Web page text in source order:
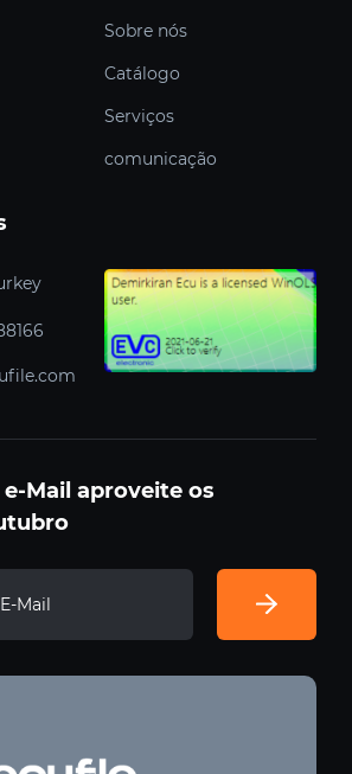
Sobre nós
Catálogo
Serviços
comunicação
Mail aproveite os